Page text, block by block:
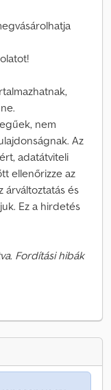
nem
Az
adatátviteli
ellenőrizze az
árváltoztatás és
Ez a hirdetés
Fordítási hibák